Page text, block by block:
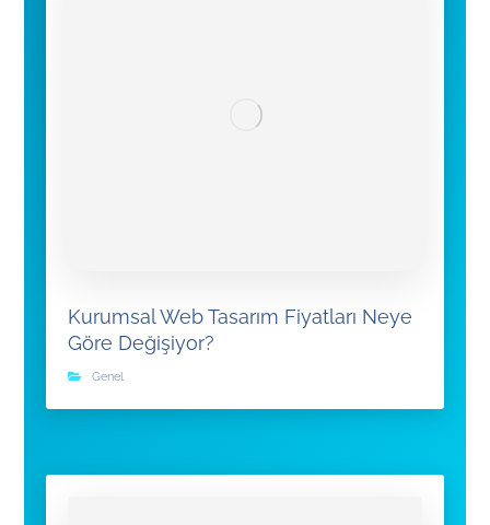
Kurumsal Web Tasarım Fiyatları Neye
Göre Değişiyor?
Genel